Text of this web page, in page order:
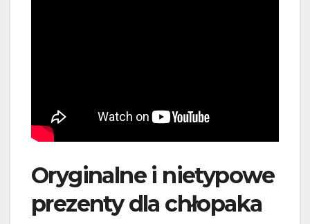
Oryginalne i nietypowe
prezenty dla chłopaka